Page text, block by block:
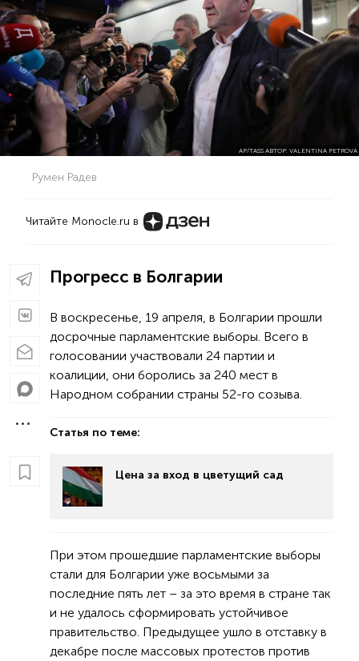
AP/TASS АВТОР: VALENTINA PETROVA
Румен Радев
Читайте Monocle.ru в
Прогресс в Болгарии
В воскресенье, 19 апреля, в Болгарии прошли
досрочные парламентские выборы. Всего в
голосовании участвовали 24 партии и
коалиции, они боролись за 240 мест в
Народном собрании страны 52-го созыва.
Статья по теме:
Цена за вход в цветущий сад
При этом прошедшие парламентские выборы
стали для Болгарии уже восьмыми за
последние пять лет – за это время в стране так
и не удалось сформировать устойчивое
правительство. Предыдущее ушло в отставку в
декабре после массовых протестов против